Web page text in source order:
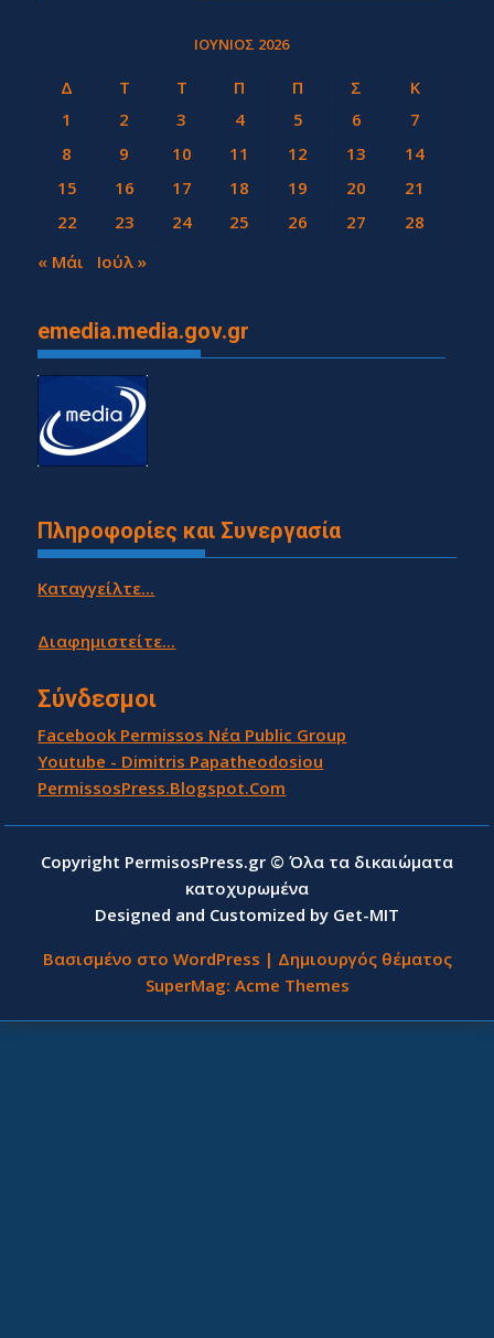
ΙΟΎΝΙΟΣ 2026
Δ Τ Τ Π Π Σ
Κ
1
2 3 4 5 6
7
8
9 10 11 12 13
14
15
16 17 18 19 20
21
22
23 24 25 26 27
28
29
30
« Μάι Ιούλ »
emedia.media.gov.gr
Πληροφορίες και Συνεργασία
Καταγγείλτε...
Διαφημιστείτε...
Σύνδεσμοι
Facebook Permissos Νέα Public Group
Youtube - Dimitris Papatheodosiou
PermissosPress.Blogspot.Com
Copyright PermisosPress.gr © Όλα τα δικαιώματα
κατοχυρωμένα
Designed and Customized by Get-MIT
Βασισμένο στο WordPress | Δημιουργός θέματος
SuperMag: Acme Themes